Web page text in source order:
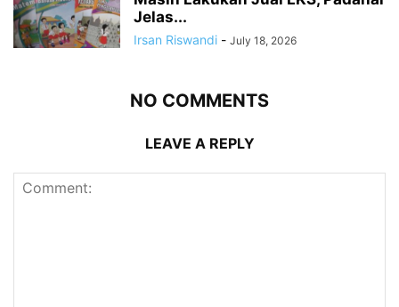
Jelas...
Irsan Riswandi - July 18, 2026
NO COMMENTS
LEAVE A REPLY